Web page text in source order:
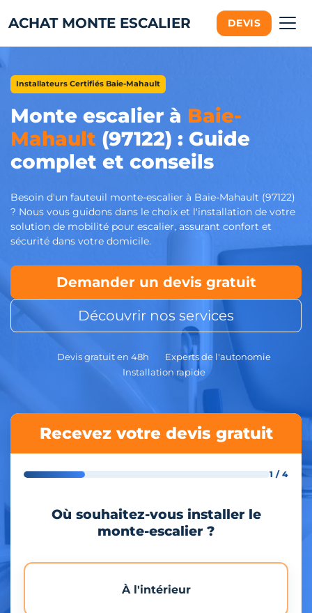
ACHAT MONTE ESCALIER DEVIS
Installateurs Certifiés Baie-Mahault
Monte escalier à Baie-
Mahault (97122) : Guide
complet et conseils
Besoin d'un fauteuil monte-escalier à Baie-Mahault (97122)
? Nous vous guidons dans le choix et l'installation de votre
solution de mobilité pour escalier, assurant confort et
sécurité dans votre domicile.
Demander un devis gratuit
Découvrir nos services
Devis gratuit en 48h
Experts de l'autonomie
Installation rapide
Recevez votre devis gratuit
1 / 4
Où souhaitez-vous installer le
monte-escalier ?
À l'intérieur